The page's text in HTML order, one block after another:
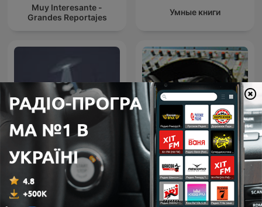
Muy Interesante -
Grandes Reportajes
Умные книги
Espacio en blanco Techno